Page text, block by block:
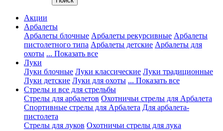
Акции
Арбалеты
Арбалеты блочные Арбалеты рекурсивные Арбалеты
пистолетного типа Арбалеты детские Арбалеты для
охоты ... Показать все
Луки
Луки блочные Луки классические Луки традиционные
Луки детские Луки для охоты ... Показать все
Стрелы и все для стрельбы
Стрелы для арбалетов Охотничьи стрелы для Арбалета
Спортивные стрелы для Арбалета Для арбалета-
пистолета
Стрелы для луков Охотничьи стрелы для лука